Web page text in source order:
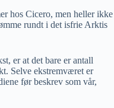
hos Cicero, men heller ikke
rundt i det isfrie Arktis
er at det bare er antall
Selve ekstremværet er
før beskrev som vår,